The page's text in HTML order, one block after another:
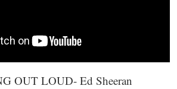
OUT LOUD- Ed Sheeran